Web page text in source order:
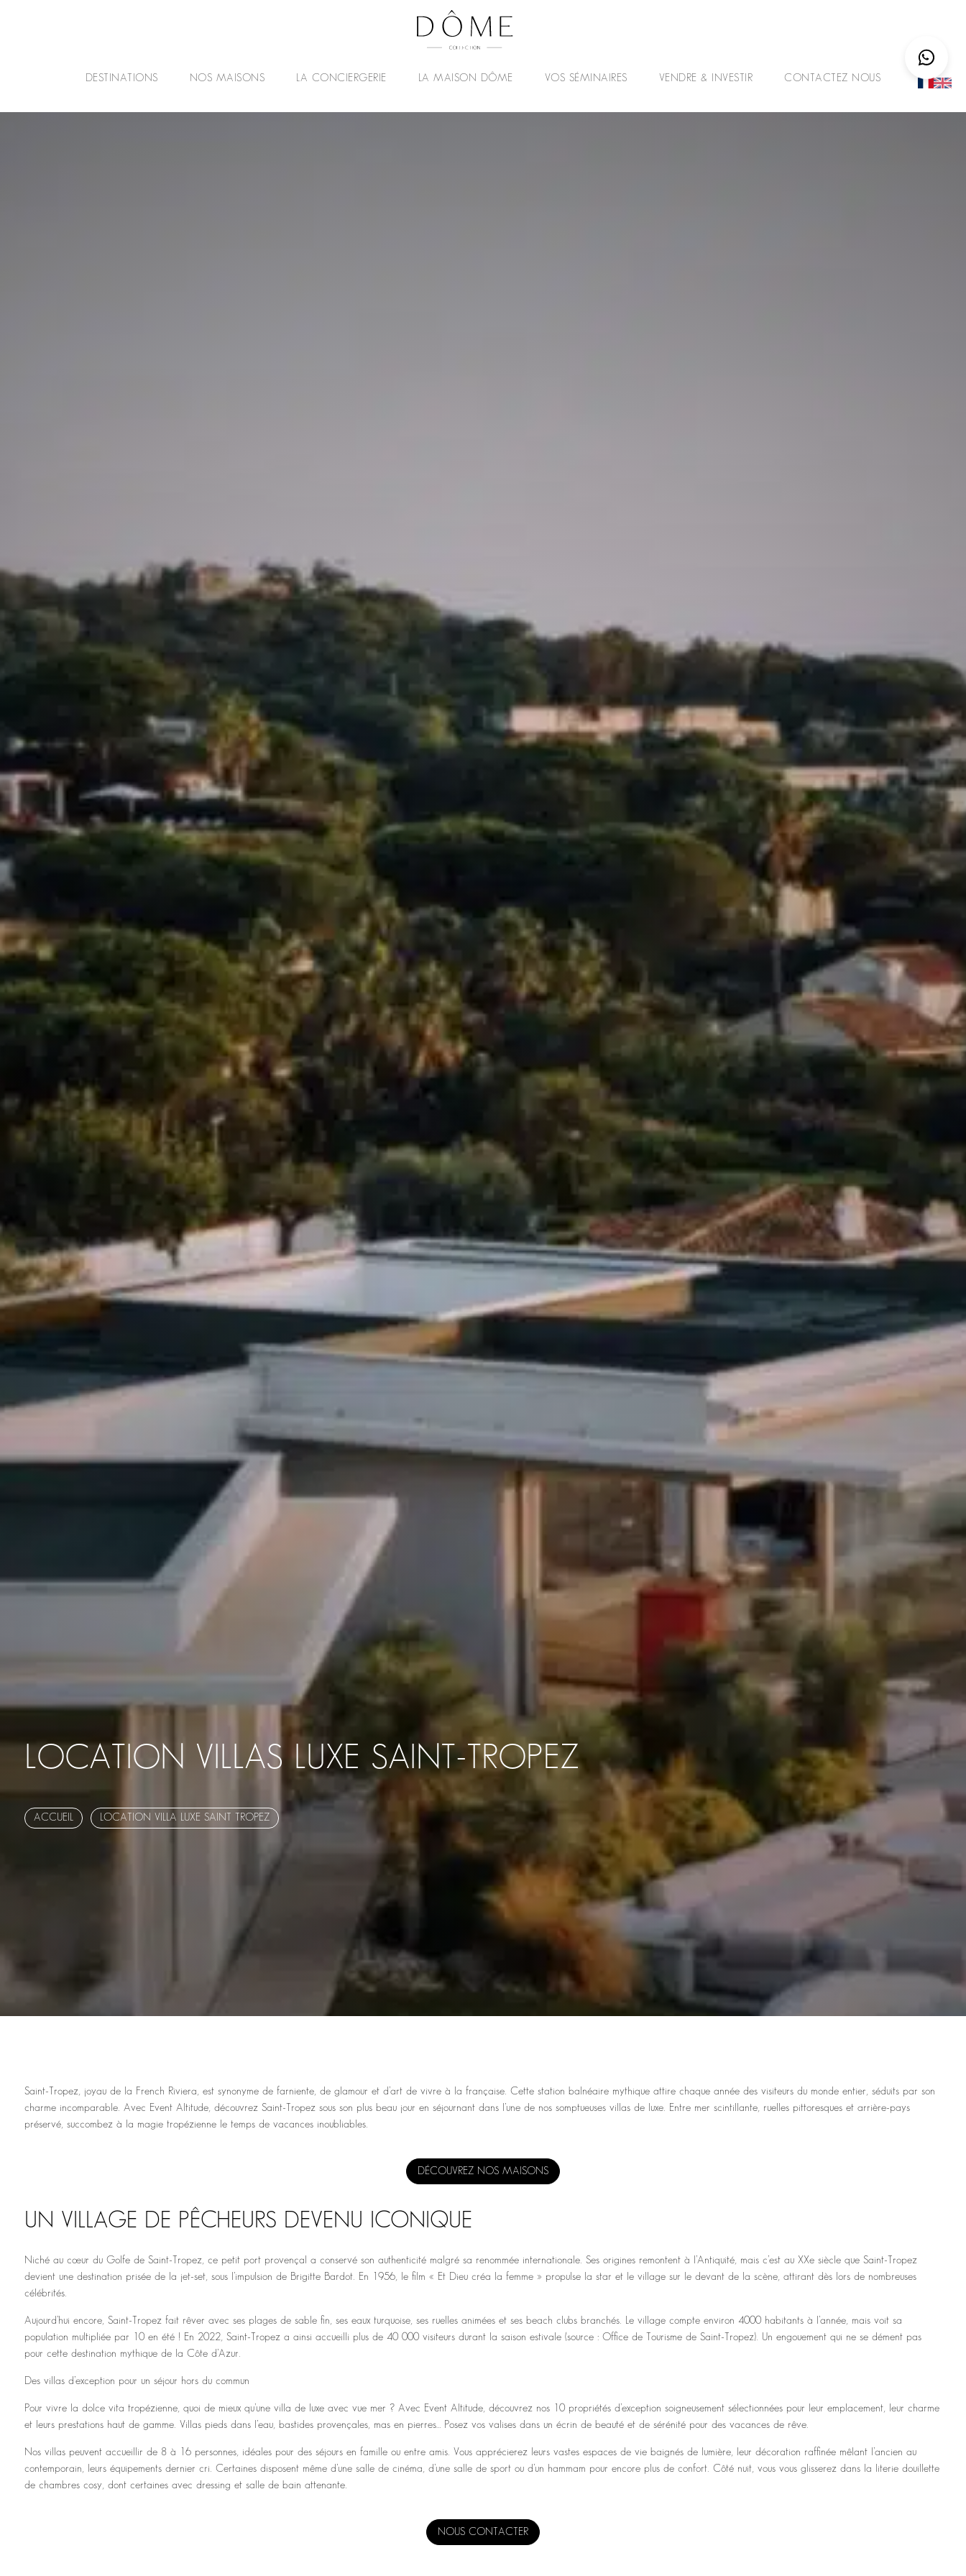
DESTINATIONS NOS MAISONS LA CONCIERGERIE LA MAISON DÔME VOS SÉMINAIRES VENDRE & INVESTIR CONTACTEZ NOUS
LOCATION VILLAS LUXE SAINT-TROPEZ
ACCUEIL LOCATION VILLA LUXE SAINT TROPEZ
Saint-Tropez, joyau de la French Riviera, est synonyme de farniente, de glamour et d’art de vivre à la française. Cette station balnéaire mythique attire chaque année des visiteurs du monde entier, séduits par son
charme incomparable. Avec Event Altitude, découvrez Saint-Tropez sous son plus beau jour en séjournant dans l’une de nos somptueuses villas de luxe. Entre mer scintillante, ruelles pittoresques et arrière-pays
préservé, succombez à la magie tropézienne le temps de vacances inoubliables.
DÉCOUVREZ NOS MAISONS
UN VILLAGE DE PÊCHEURS DEVENU ICONIQUE
Niché au cœur du Golfe de Saint-Tropez, ce petit port provençal a conservé son authenticité malgré sa renommée internationale. Ses origines remontent à l’Antiquité, mais c’est au XXe siècle que Saint-Tropez
devient une destination prisée de la jet-set, sous l’impulsion de Brigitte Bardot. En 1956, le film « Et Dieu créa la femme » propulse la star et le village sur le devant de la scène, attirant dès lors de nombreuses
célébrités.
Aujourd’hui encore, Saint-Tropez fait rêver avec ses plages de sable fin, ses eaux turquoise, ses ruelles animées et ses beach clubs branchés. Le village compte environ 4000 habitants à l’année, mais voit sa
population multipliée par 10 en été ! En 2022, Saint-Tropez a ainsi accueilli plus de 40 000 visiteurs durant la saison estivale (source : Office de Tourisme de Saint-Tropez). Un engouement qui ne se dément pas
pour cette destination mythique de la Côte d’Azur.
Des villas d’exception pour un séjour hors du commun
Pour vivre la dolce vita tropézienne, quoi de mieux qu’une villa de luxe avec vue mer ? Avec Event Altitude, découvrez nos 10 propriétés d’exception soigneusement sélectionnées pour leur emplacement, leur charme
et leurs prestations haut de gamme. Villas pieds dans l’eau, bastides provençales, mas en pierres… Posez vos valises dans un écrin de beauté et de sérénité pour des vacances de rêve.
Nos villas peuvent accueillir de 8 à 16 personnes, idéales pour des séjours en famille ou entre amis. Vous apprécierez leurs vastes espaces de vie baignés de lumière, leur décoration raffinée mêlant l’ancien au
contemporain, leurs équipements dernier cri. Certaines disposent même d’une salle de cinéma, d’une salle de sport ou d’un hammam pour encore plus de confort. Côté nuit, vous vous glisserez dans la literie douillette
de chambres cosy, dont certaines avec dressing et salle de bain attenante.
NOUS CONTACTER